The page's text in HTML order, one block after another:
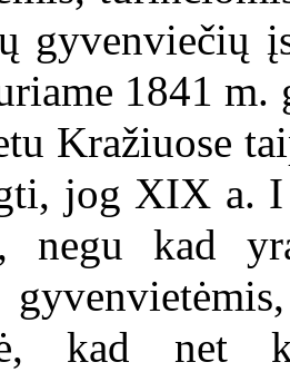
gyvenviečių
1841
Kražiuose
jog XIX a. I
negu kad
kad net